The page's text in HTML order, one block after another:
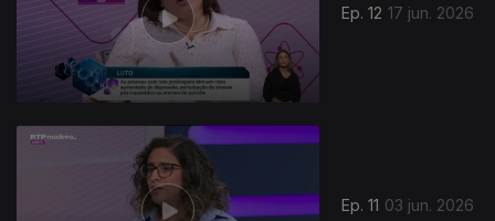
Ep. 12 17 jun. 2026
Ep. 11 03 jun. 2026